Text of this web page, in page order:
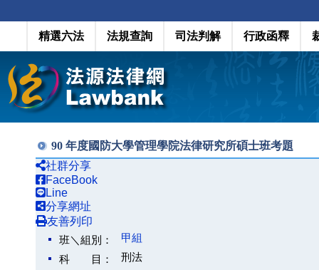
精選六法 法規查詢 司法判解 行政函釋
90 年度國防大學管理學院法律研究所碩士班考題
社群分享
FaceBook
Line
分享網址
友善列印
班＼組別：
甲組
科 目：
刑法